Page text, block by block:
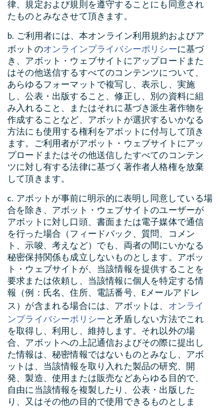
律、規定および規則を遵守することにも同意され
たものとみなさせて頂きます。
b. ご利用者には、本オンライン利用規約およびア
ボットのオンラインプライバシーポリシーに基づ
き、アボット・ウェブサイトにアップロードまた
はその他送信するすべてのコンテンツについて、
あらゆるフォーマットで複写し、表示し、実施
し、公表・出版すること、修正し、別の資料に組
み入れること、またはそれに基づき派生著作物を
作成することなど、アボットが選択するいかなる
方法にも使用する権利をアボットに付与して頂き
ます。ご利用者がアボット・ウェブサイトにアッ
プロードまたはその他送信したすべてのコンテン
ツに対し有する法律に基づく著作者人格権を放棄
して頂きます。
c. アボットが事前に明示的に表明し同意している場
合を除き、アボット・ウェブサイトのユーザーが
アボットに対し口頭、書面または電子媒体で通信
を行った場合（フィードバック、質問、コメン
ト、示唆、考えなど）でも、両者の間にいかなる
秘密保持関係も成立しないものとします。アボッ
ト・ウェブサイトが、当該情報を提供することを
要求または依頼し、当該情報に個人を特定する情
報（例：氏名、住所、電話番号、Eメールアドレ
ス）が含まれる場合には、アボットは、 オンライ
ンプライバシーポリシー と矛盾しない方法でこれ
を取得し、利用し、維持します。それ以外の場
合、アボットへの上記通信およびその際に提出し
た情報は、秘密情報ではないものとみなし、アボ
ットは、当該情報を取り入れた製品の研究、開
発、製造、使用または販売などあらゆる目的で、
自由に当該情報を複製したり、公表・出版した
り、又はその他の目的で使用できるものとしま